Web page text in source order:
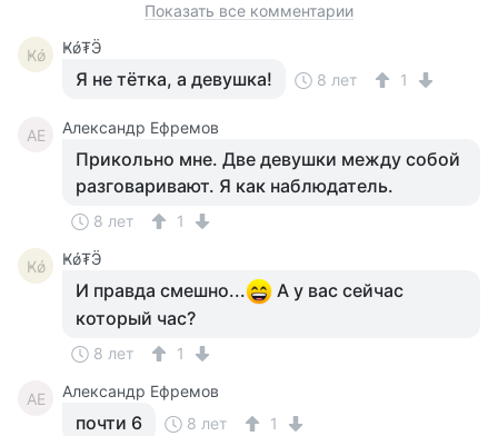
Показать все комментарии
Ҝǿ Ҝǿ₮Ӭ
Я не тётка, а девушка! 8 лет 1
АЕ Александр Ефремов
Прикольно мне. Две девушки между собой
разговаривают. Я как наблюдатель.
8 лет 1
Ҝǿ Ҝǿ₮Ӭ
И правда смешно...
А у вас сейчас
который час?
8 лет 1
АЕ Александр Ефремов
почти 6 8 лет 1